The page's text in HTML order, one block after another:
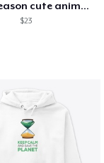
Spring season cute animal kids tshirt
$23